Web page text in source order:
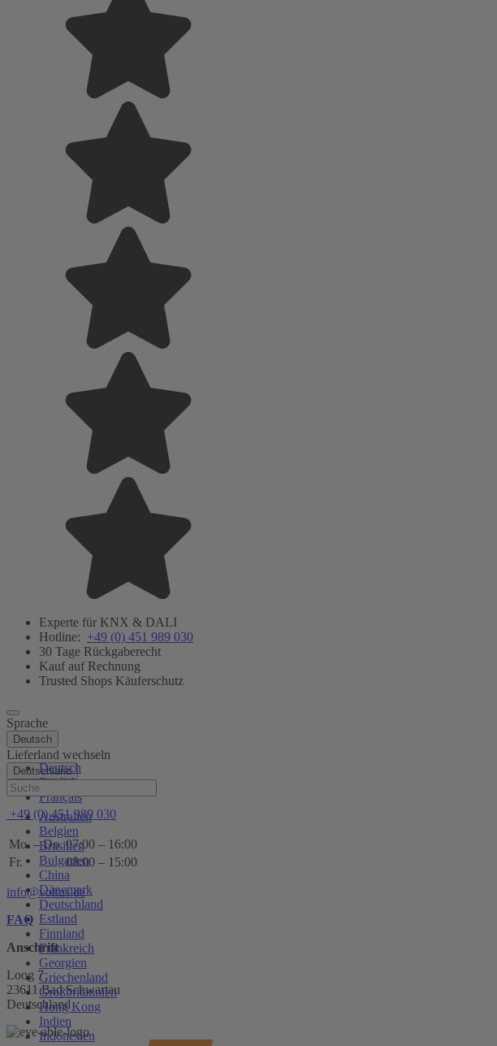
Experte für KNX & DALI
Hotline: +49 (0) 451 989 030
30 Tage Rückgaberecht
Kauf auf Rechnung
Trusted Shops Käuferschutz
Sprache
Deutsch
Deutsch
English
Français
Lieferland wechseln
Deutschland
Australien
Belgien
Brasilien
Bulgarien
China
Dänemark
Deutschland
Estland
Finnland
Frankreich
Georgien
Griechenland
Großbritannien
Hong Kong
Indien
Indonesien
Hilfe
+49 (0) 451 989 030
Mo. – Do. 07:00 – 16:00
Fr.
08:00 – 15:00
info@voltus.de
FAQ
Anschrift
Loog 7
23611 Bad Schwartau
Deutschland